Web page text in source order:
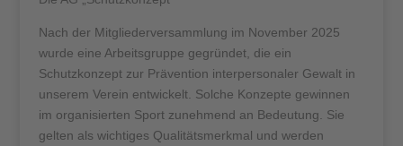
Nach der Mitgliederversammlung im November 2025
wurde eine Arbeitsgruppe gegründet, die ein
Schutzkonzept zur Prävention interpersonaler Gewalt in
unserem Verein entwickelt. Solche Konzepte gewinnen
im organisierten Sport zunehmend an Bedeutung. Sie
gelten als wichtiges Qualitätsmerkmal und werden